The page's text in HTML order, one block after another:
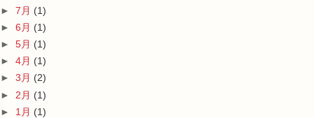
► 7月 (1)
► 6月 (1)
► 5月 (1)
► 4月 (1)
► 3月 (2)
► 2月 (1)
► 1月 (1)